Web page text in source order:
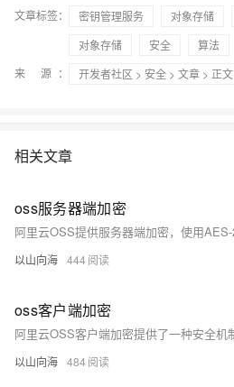
文章标签： 密钥管理服务 对象存储
对象存储
安全 算法
来 源：
开发者社区 > 安全 > 文章 > 正文
相关文章
oss服务器端加密
以山向海 444
oss客户端加密
以山向海 484